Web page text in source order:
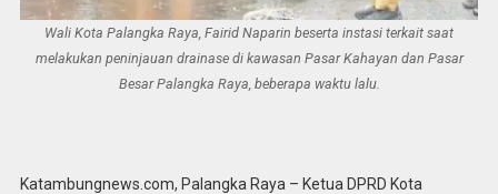
Wali Kota Palangka Raya, Fairid Naparin beserta instasi terkait saat
melakukan peninjauan drainase di kawasan Pasar Kahayan dan Pasar
Besar Palangka Raya, beberapa waktu lalu.
Katambungnews.com, Palangka Raya – Ketua DPRD Kota